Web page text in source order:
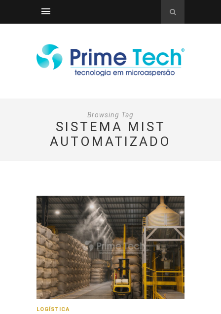
Browsing Tag
SISTEMA MIST
AUTOMATIZADO
LOGÍSTICA